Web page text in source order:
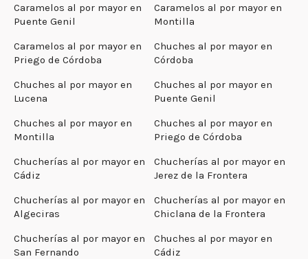
Caramelos al por mayor en
Puente Genil
Caramelos al por mayor en
Montilla
Caramelos al por mayor en
Priego de Córdoba
Chuches al por mayor en
Córdoba
Chuches al por mayor en
Lucena
Chuches al por mayor en
Puente Genil
Chuches al por mayor en
Montilla
Chuches al por mayor en
Priego de Córdoba
Chucherías al por mayor en
Cádiz
Chucherías al por mayor en
Jerez de la Frontera
Chucherías al por mayor en
Algeciras
Chucherías al por mayor en
Chiclana de la Frontera
Chucherías al por mayor en
San Fernando
Chuches al por mayor en
Cádiz